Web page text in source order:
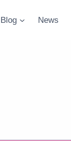
Blog News